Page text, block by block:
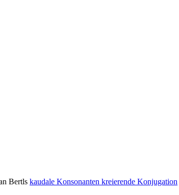
Bertls kaudale Konsonanten kreierende Konjugation